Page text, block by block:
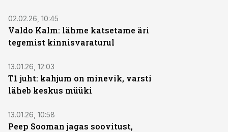
02.02.26, 10:45
Valdo Kalm: lähme katsetame äri
tegemist kinnisvaraturul
13.01.26, 12:03
T1 juht: kahjum on minevik, varsti
läheb keskus müüki
13.01.26, 10:58
Peep Sooman jagas soovitust,